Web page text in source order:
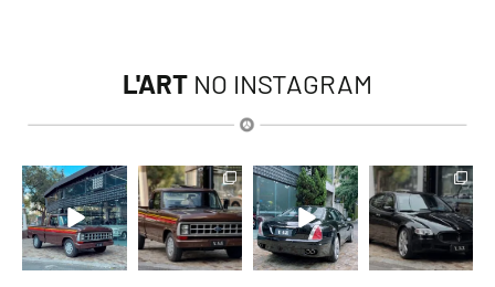
L'ART NO INSTAGRAM
lart.br
Ago 7
lart.br
Ago 7
lart.br
Ago 6
lart.br
Ago 6